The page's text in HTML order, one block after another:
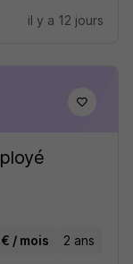
il y a 12 jours
/ mois 2 ans